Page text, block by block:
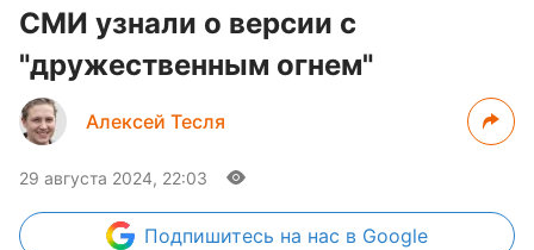
СМИ узнали о версии с
"дружественным огнем"
Алексей Тесля
29 августа 2024, 22:03
Подпишитесь на нас в Google